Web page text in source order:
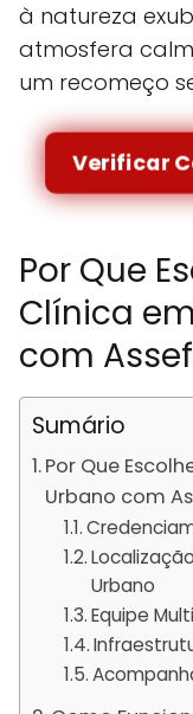
à natureza
atmosfera
um recomeço
Verificar
Por Que
Clínica
com
Sumário
Por Que
Urbano com
Urbano
Equipe